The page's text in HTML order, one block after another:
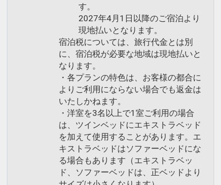
す。
2027年4月1日以降のご宿泊より
現地払いとなります。
宿泊税については、旅行代金とは別
に、宿泊税が必要な地域は現地払いと
なります。
・各プランの特色は、お客様の都合に
よりご利用にならない場合でも返金は
いたしかねます。
・洋室を3名以上で1室ご利用の場合
は、ツインベッドにエキストラベッド
を加えて使用することがあります。エ
キストラベッドはソファーベッドにな
る場合もあります（エキストラベッ
ド、ソファーベッドは、正ベッドより